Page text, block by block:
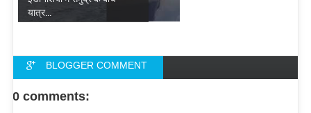
यात्र...
BLOGGER COMMENT
FACEBOOK COMMENT
0 comments: